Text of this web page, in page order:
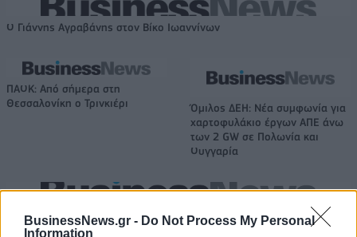
BusinessNews.gr - Do Not Process My Personal
Information
Ο Γιάννης Αγραβάνης στον Βίκο Ιωαννίνων
ΠΑΟΚ: Από σήμερα στη
Θεσσαλονίκη ο Τρινκιέρι
Όμιλος ΔΕΗ: Νέα συμφωνία για
χαρτοφυλάκιο έργων ΑΠΕ άνω
των 2 GW σε Πολωνία και
Ουγγαρία
Fourlis: Συμφωνία για την πώληση συμμετοχής στο Sofia South Ring
Mall έναντι 49,35 εκατ. ευρώ